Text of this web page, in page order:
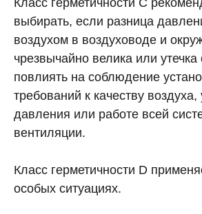
Класс герметичности С
выбирать, если разница
воздухом в воздуховоде и
чрезвычайно велика или утечка
повлиять на соблюдение
требований к качеству
давления или работе всей
вентиляции.
Класс герметичности D
особых ситуациях.